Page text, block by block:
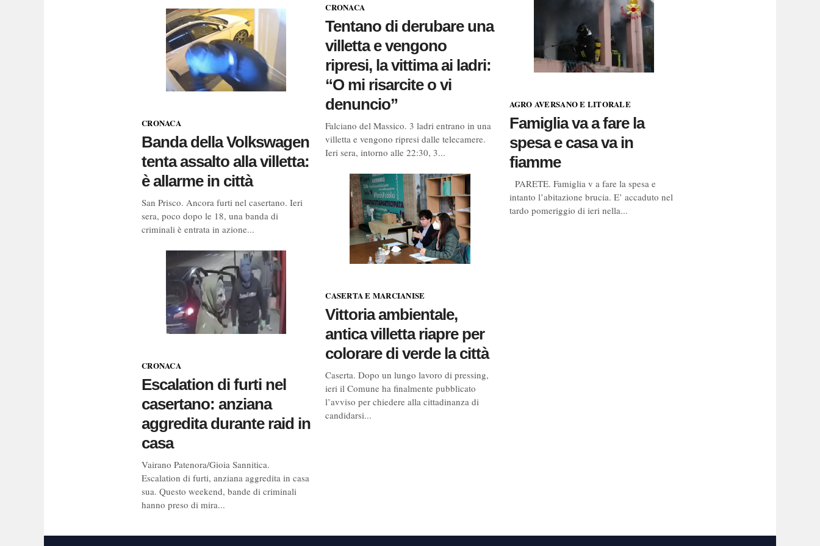
CRONACA
Banda della Volkswagen
tenta assalto alla villetta:
è allarme in città
San Prisco. Ancora furti nel casertano. Ieri
sera, poco dopo le 18, una banda di
criminali è entrata in azione...
CRONACA
Escalation di furti nel
casertano: anziana
aggredita durante raid in
casa
Vairano Patenora/Gioia Sannitica.
Escalation di furti, anziana aggredita in casa
sua. Questo weekend, bande di criminali
hanno preso di mira...
CRONACA
Tentano di derubare una
villetta e vengono
ripresi, la vittima ai ladri:
“O mi risarcite o vi
denuncio”
Falciano del Massico. 3 ladri entrano in una
villetta e vengono ripresi dalle telecamere.
Ieri sera, intorno alle 22:30, 3...
CASERTA E MARCIANISE
Vittoria ambientale,
antica villetta riapre per
colorare di verde la città
Caserta. Dopo un lungo lavoro di pressing,
ieri il Comune ha finalmente pubblicato
l’avviso per chiedere alla cittadinanza di
candidarsi...
AGRO AVERSANO E LITORALE
Famiglia va a fare la
spesa e casa va in
fiamme
PARETE. Famiglia v a fare la spesa e
intanto l’abitazione brucia. E’ accaduto nel
tardo pomeriggio di ieri nella...